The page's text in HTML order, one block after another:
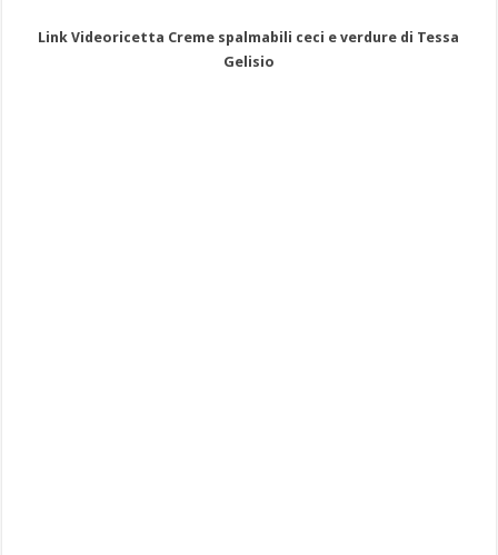
Link Videoricetta Creme spalmabili ceci e verdure di Tessa
Gelisio